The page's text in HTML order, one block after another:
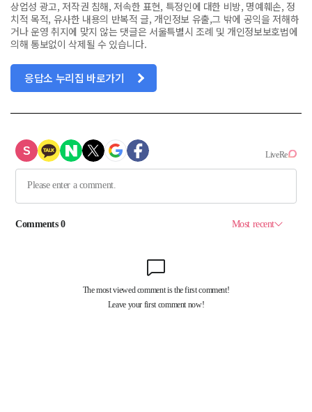
상업성 광고, 저작권 침해, 저속한 표현, 특정인에 대한 비방, 명예훼손, 정
치적 목적, 유사한 내용의 반복적 글, 개인정보 유출,그 밖에 공익을 저해하
거나 운영 취지에 맞지 않는 댓글은 서울특별시 조례 및 개인정보보호법에
의해 통보없이 삭제될 수 있습니다.
응답소 누리집 바로가기